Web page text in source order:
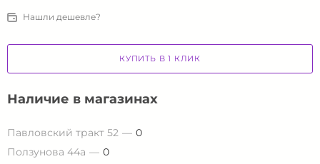
Нашли дешевле?
КУПИТЬ В 1 КЛИК
Наличие в магазинах
Павловский тракт 52
0
Ползунова 44а
0